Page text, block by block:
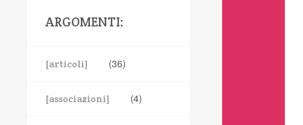
ARGOMENTI:
[articoli] (36)
[associazioni] (4)